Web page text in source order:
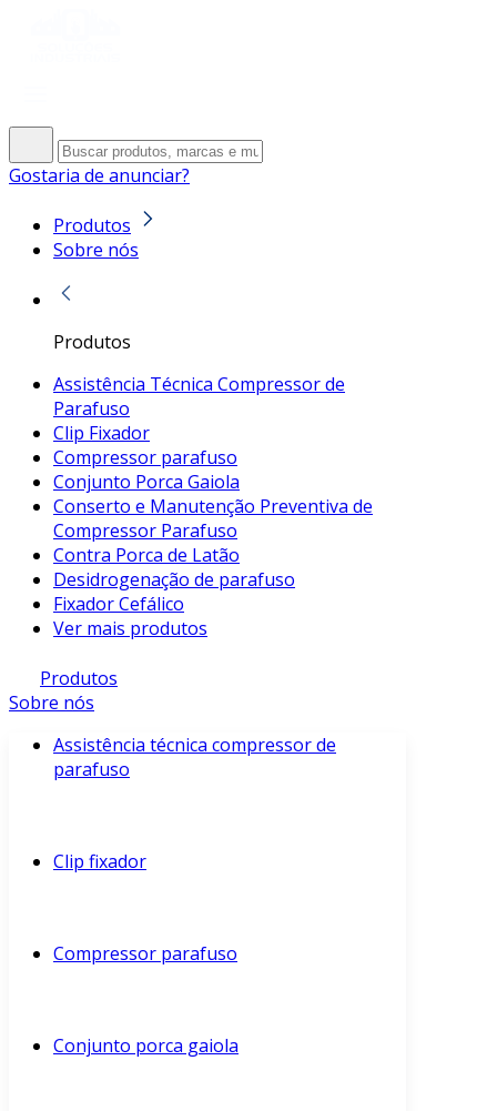
Gostaria de anunciar?
Produtos
Sobre nós
Produtos
Assistência Técnica Compressor de
Parafuso
Clip Fixador
Compressor parafuso
Conjunto Porca Gaiola
Conserto e Manutenção Preventiva de
Compressor Parafuso
Contra Porca de Latão
Desidrogenação de parafuso
Fixador Cefálico
Ver mais produtos
Produtos
Sobre nós
Assistência técnica compressor de
parafuso
Clip fixador
Compressor parafuso
Conjunto porca gaiola